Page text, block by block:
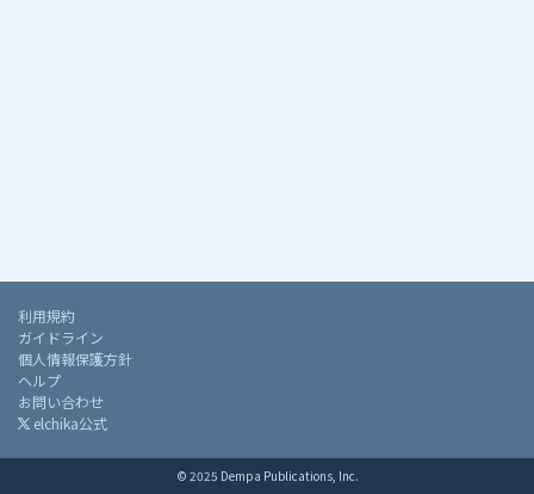
利用規約
ガイドライン
個人情報保護方針
ヘルプ
お問い合わせ
elchika公式
© 2025 Dempa Publications, Inc.